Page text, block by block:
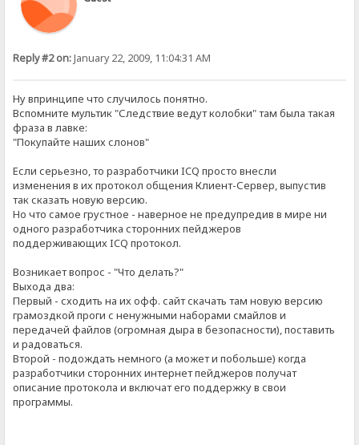
Reply #2 on:January 22, 2009, 11:04:31 AM
Ну впринципе что случилось понятно.
Вспомните мультик "Следствие ведут колобки" там была такая
фраза в лавке:
"Покупайте наших слонов"
Если серьезно, то разработчики ICQ просто внесли
изменения в их протокол общения Клиент-Сервер, выпустив
так сказать новую версию.
Но что самое грустное - наверное не предупредив в мире ни
одного разработчика сторонних пейджеров
поддерживающих ICQ протокол.
Возникает вопрос - "Что делать?"
Выхода два:
Первый - сходить на их офф. сайт скачать там новую версию
грамоздкой проги с ненужными наборами смайлов и
передачей файлов (огромная дыра в безопасности), поставить
и радоваться.
Второй - подождать немного (а может и побольше) когда
разработчики сторонних интернет пейджеров получат
описание протокола и включат его поддержку в свои
программы.